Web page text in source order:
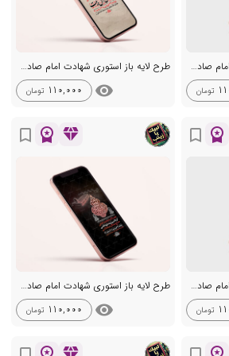
طرح لایه باز استوری شهادت امام صادق ع
تومان
طرح لایه باز استوری شهادت امام صادق ع
visibility
110,000 تومان
workspace_premium
bookmark_border
طرح لایه باز استوری شهادت امام صادق ع
تومان
diamond
workspace_premium
bookmark_border
طرح لایه باز استوری شهادت امام صادق ع
visibility
110,000 تومان